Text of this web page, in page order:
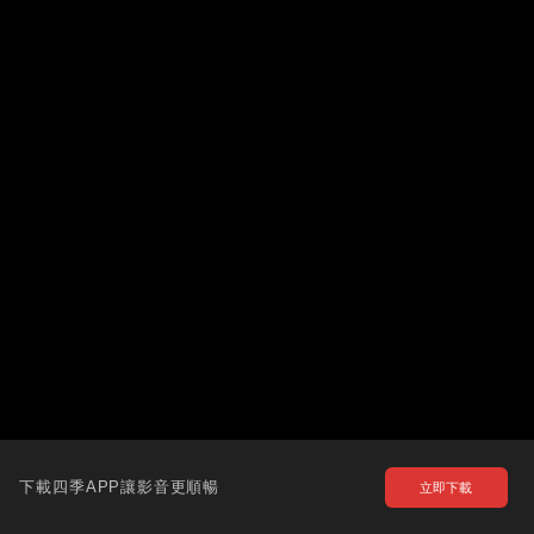
下載四季APP讓影音更順暢 立即下載